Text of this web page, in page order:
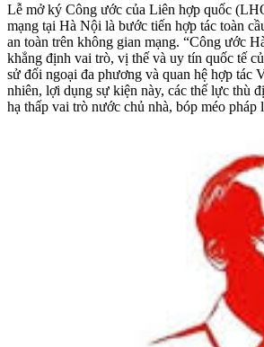
Lễ mở ký Công ước của Liên hợp quốc
mạng tại Hà Nội là bước tiến hợp tác toàn
an toàn trên không gian mạng. “Công ước
khẳng định vai trò, vị thế và uy tín quốc tế
sử đối ngoại đa phương và quan hệ hợp tác
nhiên, lợi dụng sự kiện này, các thế lực thù
hạ thấp vai trò nước chủ nhà, bóp méo pháp